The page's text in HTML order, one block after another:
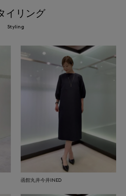
イリング
Styling
函館丸井今井INED